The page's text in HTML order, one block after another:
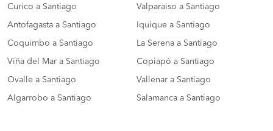
Curico a Santiago Valparaiso a Santiago
Antofagasta a Santiago Iquique a Santiago
Coquimbo a Santiago La Serena a Santiago
Viña del Mar a Santiago Copiapó a Santiago
Ovalle a Santiago Vallenar a Santiago
Algarrobo a Santiago Salamanca a Santiago